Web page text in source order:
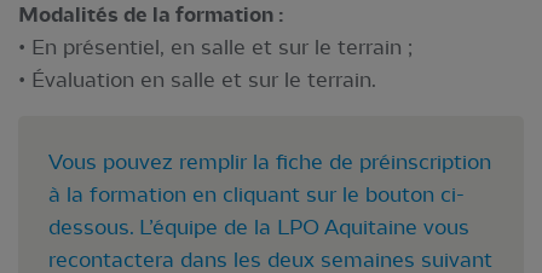
Modalités de la formation :
• En présentiel, en salle et sur le terrain ;
• Évaluation en salle et sur le terrain.
Vous pouvez remplir la fiche de préinscription
à la formation en cliquant sur le bouton ci-
dessous. L’équipe de la LPO Aquitaine vous
recontactera dans les deux semaines suivant